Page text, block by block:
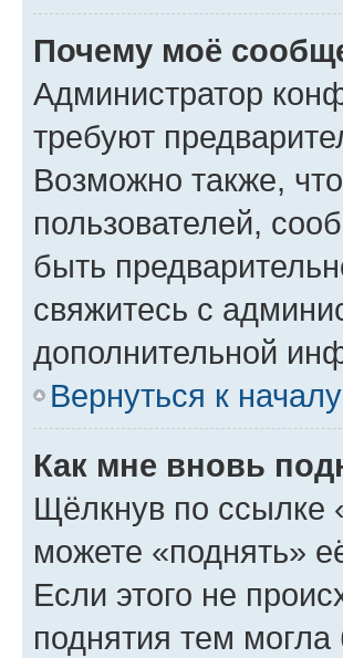
Почему моё
Администратор
требуют
Возможно также,
пользователей,
быть
свяжитесь с
дополнительной
Вернуться к началу
Как мне вновь
Щёлкнув по ссылке
можете «поднять»
Если этого не
поднятия тем